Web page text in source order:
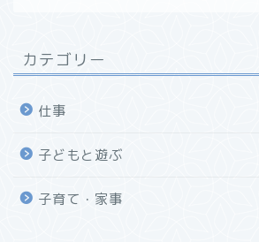
カテゴリー
仕事
子どもと遊ぶ
子育て・家事